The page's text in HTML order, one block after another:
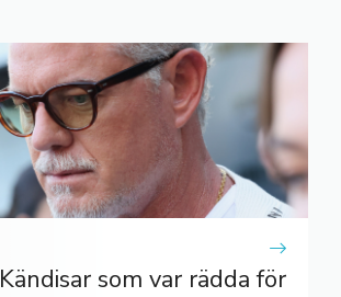
Kändisar som var rädda för